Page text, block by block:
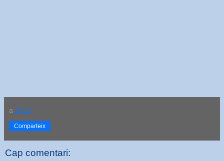
a 20:27
Comparteix
Cap comentari: